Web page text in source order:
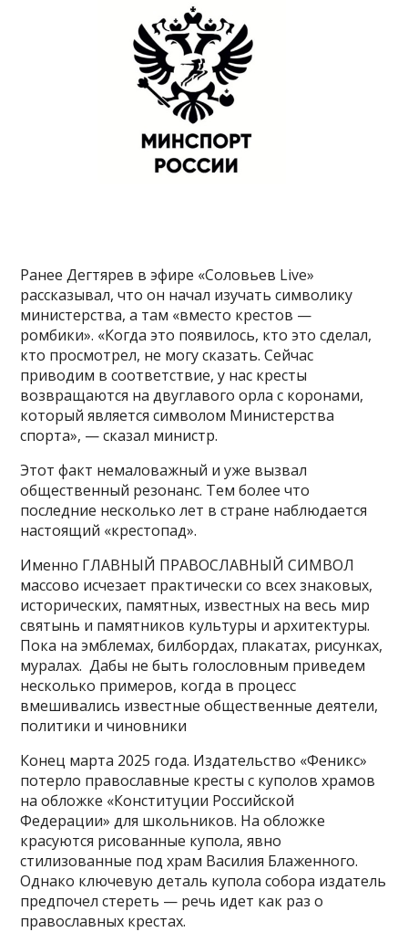
Ранее Дегтярев в эфире «Соловьев Live»
рассказывал, что он начал изучать символику
министерства, а там «вместо крестов —
ромбики». «Когда это появилось, кто это сделал,
кто просмотрел, не могу сказать. Сейчас
приводим в соответствие, у нас кресты
возвращаются на двуглавого орла с коронами,
который является символом Министерства
спорта», — сказал министр.
Этот факт немаловажный и уже вызвал
общественный резонанс. Тем более что
последние несколько лет в стране наблюдается
настоящий «крестопад».
Именно ГЛАВНЫЙ ПРАВОСЛАВНЫЙ СИМВОЛ
массово исчезает практически со всех знаковых,
исторических, памятных, известных на весь мир
святынь и памятников культуры и архитектуры.
Пока на эмблемах, билбордах, плакатах, рисунках,
муралах. Дабы не быть голословным приведем
несколько примеров, когда в процесс
вмешивались известные общественные деятели,
политики и чиновники
Конец марта 2025 года. Издательство «Феникс»
потерло православные кресты с куполов храмов
на обложке «Конституции Российской
Федерации» для школьников. На обложке
красуются рисованные купола, явно
стилизованные под храм Василия Блаженного.
Однако ключевую деталь купола собора издатель
предпочел стереть — речь идет как раз о
православных крестах.